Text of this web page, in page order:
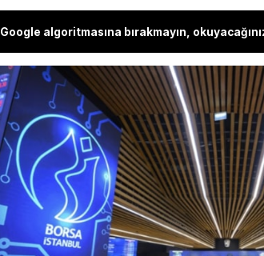
Google algoritmasına bırakmayın,
Yüksek
Doğu’daki
şirketten 1’i